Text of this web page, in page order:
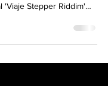
Dubtronik Sound System